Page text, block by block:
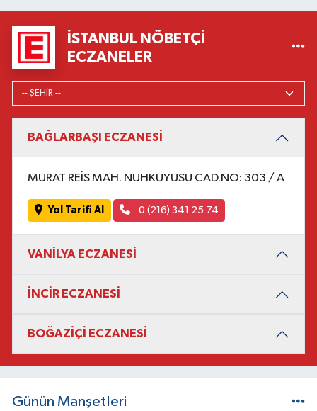
İSTANBUL NÖBETÇI
ECZANELER
BAĞLARBAŞI ECZANESİ
MURAT REİS MAH. NUHKUYUSU CAD.NO: 303 / A
Yol Tarifi Al 0 (216) 341 25 74
VANİLYA ECZANESİ
İNCİR ECZANESİ
BOĞAZİÇİ ECZANESİ
Günün Manşetleri